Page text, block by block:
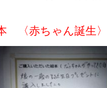
〈赤ちゃん誕生〉